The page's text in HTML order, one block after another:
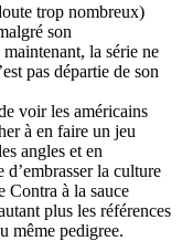
trop nombreux)
son
la série ne
pas départie de son
voir les américains
à en faire un jeu
angles et en
la culture
Contra à la sauce
plus les références
même pedigree.